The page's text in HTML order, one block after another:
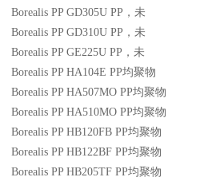
Borealis PP GD305U PP ，未
Borealis PP GD310U PP ，未
Borealis PP GE225U PP ，未
Borealis PP HA104E PP均聚物
Borealis PP HA507MO PP均聚物
Borealis PP HA510MO PP均聚物
Borealis PP HB120FB PP均聚物
Borealis PP HB122BF PP均聚物
Borealis PP HB205TF PP均聚物